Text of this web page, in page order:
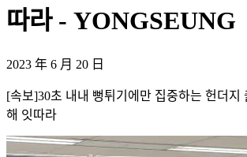
따라 - YONGSEUNG
2023 年 6 月 20 日
[속보]30초 내내 뻥튀기에만 집중하는 헌더지
해 잇따라